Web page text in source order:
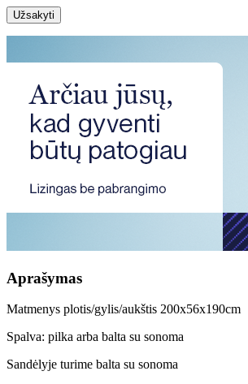
Užsakyti
Aprašymas
Matmenys plotis/gylis/aukštis 200x56x190cm
Spalva: pilka arba balta su sonoma
Sandėlyje turime balta su sonoma